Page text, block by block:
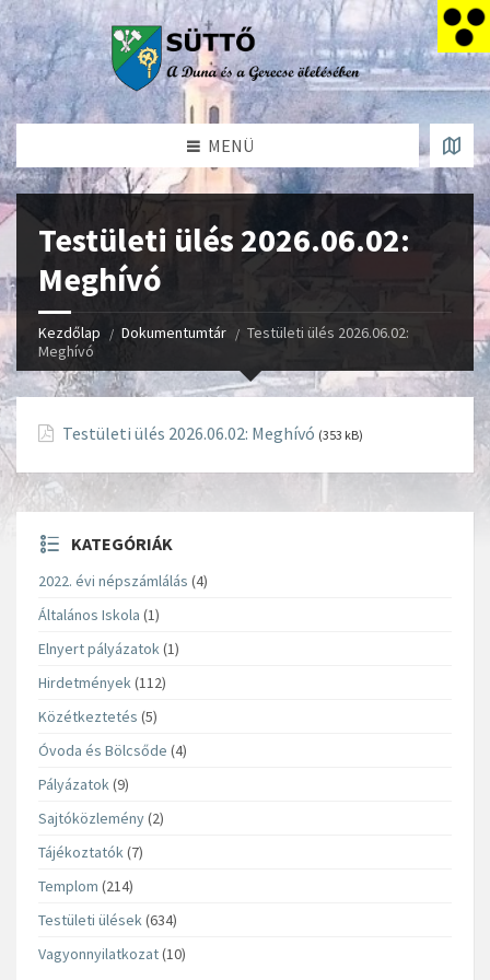
MENÜ
Testületi ülés 2026.06.02:
Meghívó
Kezdőlap Dokumentumtár
Testületi ülés 2026.06.02:
Meghívó
Testületi ülés 2026.06.02: Meghívó (353 kB)
KATEGÓRIÁK
2022. évi népszámlálás (4)
Általános Iskola (1)
Elnyert pályázatok(1)
Hirdetmények(112)
Közétkeztetés (5)
Óvoda és Bölcsőde (4)
Pályázatok(9)
Sajtóközlemény(2)
Tájékoztatók(7)
Templom (214)
Testületi ülések(634)
Vagyonnyilatkozat(10)